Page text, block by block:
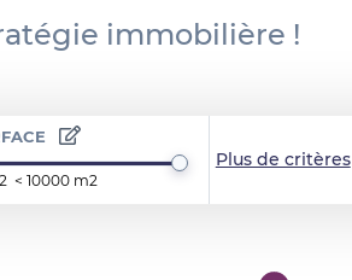
immobilière !
Plus de critères